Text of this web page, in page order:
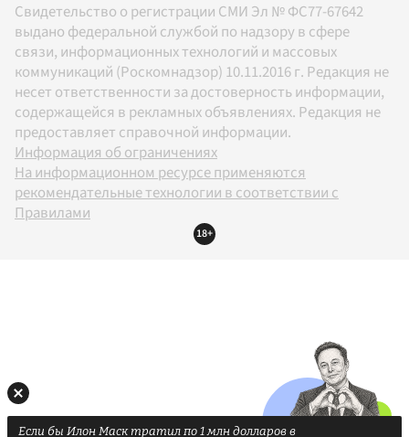
Свидетельство о регистрации СМИ Эл № ФС77-67642
выдано федеральной службой по надзору в сфере
связи, информационных технологий и массовых
коммуникаций (Роскомнадзор) 10.11.2016 г. Редакция не
несет ответственности за достоверность информации,
содержащейся в рекламных объявлениях. Редакция не
предоставляет справочной информации.
Информация об ограничениях
На информационном ресурсе применяются
рекомендательные технологии в соответствии с
Правилами
18+
Если бы Илон Маск тратил по 1 млн долларов в